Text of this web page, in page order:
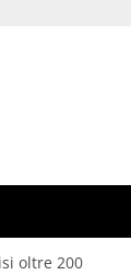
oltre 200